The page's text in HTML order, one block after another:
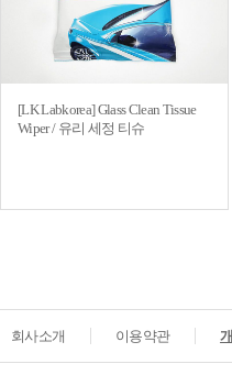
[LK Labkorea] Glass Clean Tissue
Wiper / 유리 세정 티슈
회사소개 이용약관